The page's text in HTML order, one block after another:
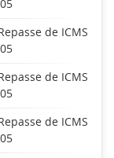
de ICMS
de ICMS
de ICMS